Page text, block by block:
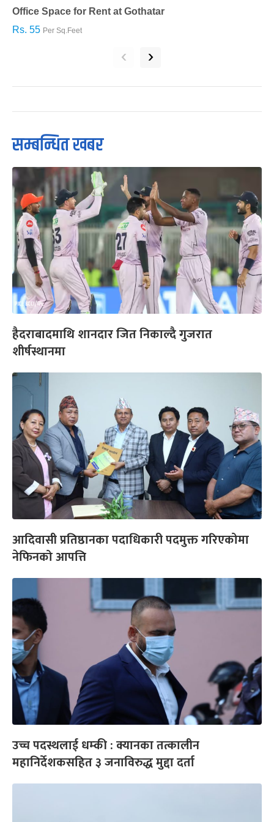
Office Space for Rent at Gothatar
Rs. 55 Per Sq.Feet
‹ ›
सम्बन्धित खबर
हैदराबादमाथि शानदार जित निकाल्दै गुजरात
शीर्षस्थानमा
आदिवासी प्रतिष्ठानका पदाधिकारी पदमुक्त गरिएकोमा
नेफिनको आपत्ति
उच्च पदस्थलाई धम्की : क्यानका तत्कालीन
महानिर्देशकसहित ३ जनाविरुद्ध मुद्दा दर्ता